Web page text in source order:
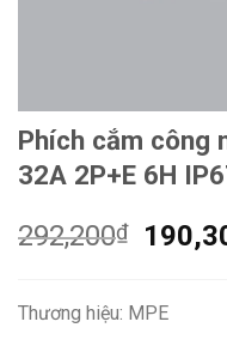
Phích cắm công
32A 2P+E 6H
292,200₫
Giá
Thương hiệu: MPE